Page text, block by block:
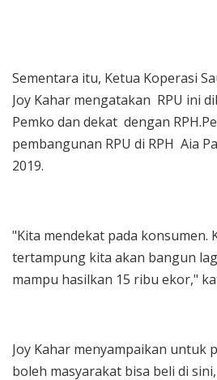
Sementara itu, Ketua Koperasi
Joy Kahar mengatakan RPU ini
Pemko dan dekat dengan
pembangunan RPU di RPH Aia
2019.
"Kita mendekat pada konsumen.
tertampung kita akan bangun
mampu hasilkan 15 ribu ekor,"
Joy Kahar menyampaikan untuk
boleh masyarakat bisa beli di